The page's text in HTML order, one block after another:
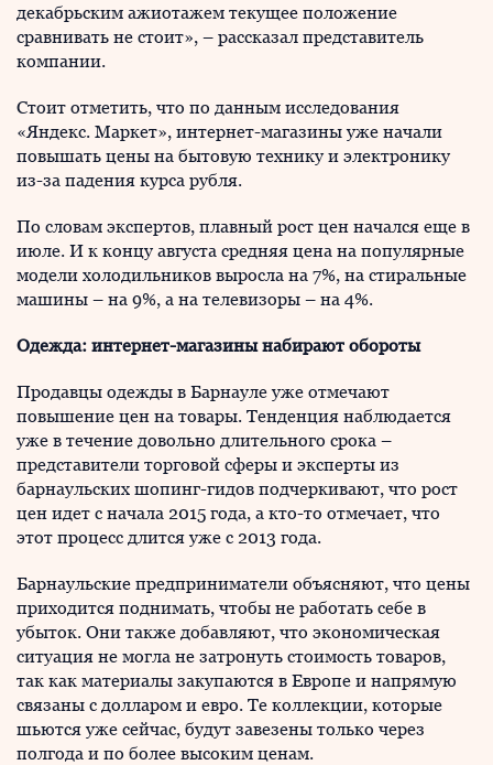
декабрьским ажиотажем текущее положение
сравнивать не стоит», – рассказал представитель
компании.
Стоит отметить, что по данным исследования
«Яндекс. Маркет», интернет-магазины уже начали
повышать цены на бытовую технику и электронику
из-за падения курса рубля.
По словам экспертов, плавный рост цен начался еще в
июле. И к концу августа средняя цена на популярные
модели холодильников выросла на 7%, на стиральные
машины – на 9%, а на телевизоры – на 4%.
Одежда: интернет-магазины набирают обороты
Продавцы одежды в Барнауле уже отмечают
повышение цен на товары. Тенденция наблюдается
уже в течение довольно длительного срока –
представители торговой сферы и эксперты из
барнаульских шопинг-гидов подчеркивают, что рост
цен идет с начала 2015 года, а кто-то отмечает, что
этот процесс длится уже с 2013 года.
Барнаульские предприниматели объясняют, что цены
приходится поднимать, чтобы не работать себе в
убыток. Они также добавляют, что экономическая
ситуация не могла не затронуть стоимость товаров,
так как материалы закупаются в Европе и напрямую
связаны с долларом и евро. Те коллекции, которые
шьются уже сейчас, будут завезены только через
полгода и по более высоким ценам.